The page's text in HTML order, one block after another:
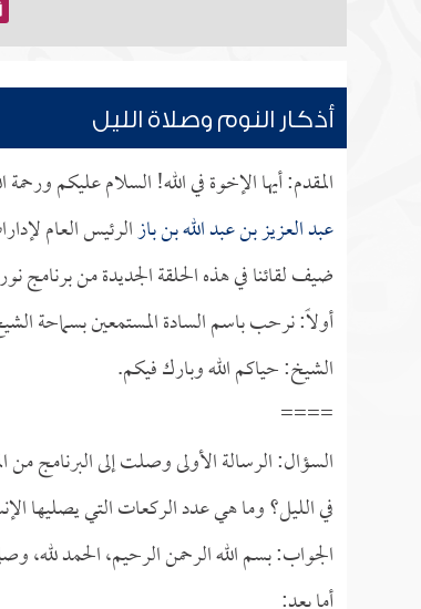
أذكار النوم وصلاة الليل
المقدم: أيها الإخوة في الله! السلام عليكم
عبد العزيز بن عبد الله بن بازالرئيس العام
ضيف لقائنا في هذه الحلقة الجديدة من برنامج
أولاً: نرحب باسم السادة المستمعين بسماحة
الشيخ: حياكم الله وبارك فيكم.
====
السؤال: الرسالة الأولى وصلت إلى البرنامج
في الليل؟ وما هي عدد الركعات التي يصليها
الجواب: بسم الله الرحمن الرحيم، الحمد لله،